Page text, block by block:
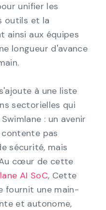
unifier les
outils et la
ainsi aux équipes
longueur d'avance
à une liste
sectorielles qui
: un avenir
pas
sécurité, mais
cœur de cette
AI SoC, Cette
fournit une main-
et autonome,